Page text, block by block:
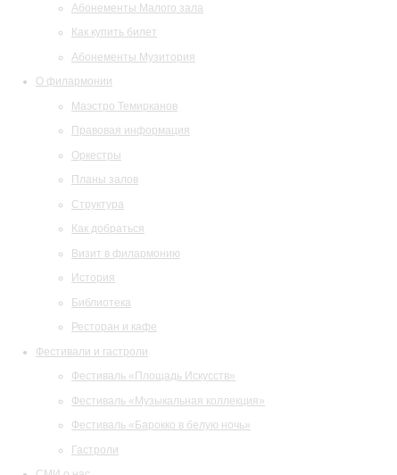
Абонементы Малого зала
Как купить билет
Абонементы Музитория
О филармонии
Маэстро Темирканов
Правовая информация
Оркестры
Планы залов
Структура
Как добраться
Визит в филармонию
История
Библиотека
Ресторан и кафе
Фестивали и гастроли
Фестиваль «Площадь Искусств»
Фестиваль «Музыкальная коллекция»
Фестиваль «Барокко в белую ночь»
Гастроли